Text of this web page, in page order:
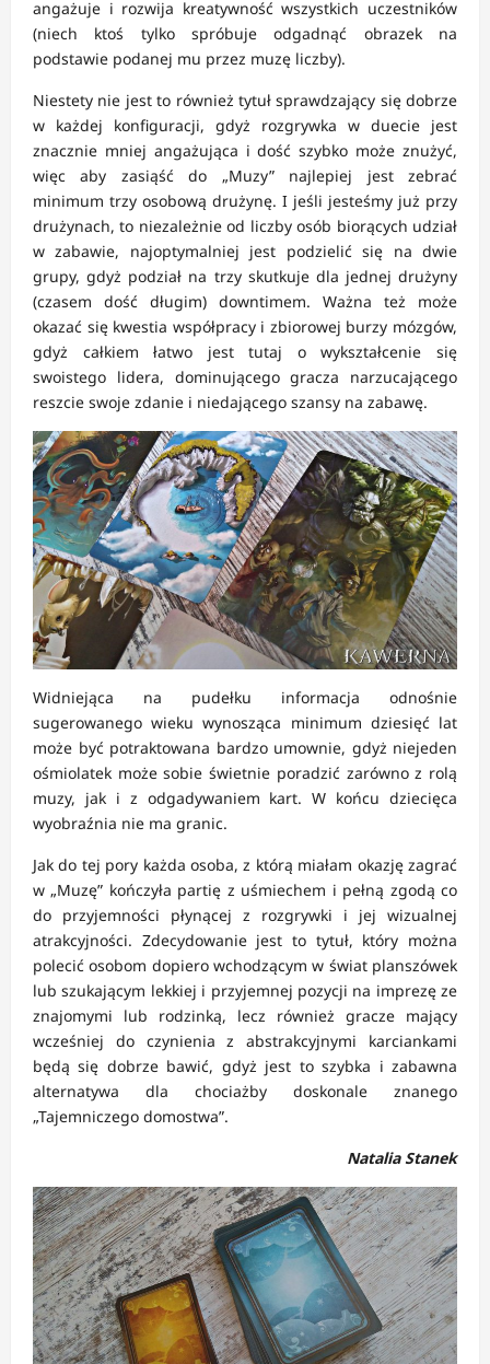
angażuje i rozwija kreatywność wszystkich uczestników
(niech ktoś tylko spróbuje odgadnąć obrazek na
podstawie podanej mu przez muzę liczby).
Niestety nie jest to również tytuł sprawdzający się dobrze
w każdej konfiguracji, gdyż rozgrywka w duecie jest
znacznie mniej angażująca i dość szybko może znużyć,
więc aby zasiąść do „Muzy” najlepiej jest zebrać
minimum trzy osobową drużynę. I jeśli jesteśmy już przy
drużynach, to niezależnie od liczby osób biorących udział
w zabawie, najoptymalniej jest podzielić się na dwie
grupy, gdyż podział na trzy skutkuje dla jednej drużyny
(czasem dość długim) downtimem. Ważna też może
okazać się kwestia współpracy i zbiorowej burzy mózgów,
gdyż całkiem łatwo jest tutaj o wykształcenie się
swoistego lidera, dominującego gracza narzucającego
reszcie swoje zdanie i niedającego szansy na zabawę.
Widniejąca na pudełku informacja odnośnie
sugerowanego wieku wynosząca minimum dziesięć lat
może być potraktowana bardzo umownie, gdyż niejeden
ośmiolatek może sobie świetnie poradzić zarówno z rolą
muzy, jak i z odgadywaniem kart. W końcu dziecięca
wyobraźnia nie ma granic.
Jak do tej pory każda osoba, z którą miałam okazję zagrać
w „Muzę” kończyła partię z uśmiechem i pełną zgodą co
do przyjemności płynącej z rozgrywki i jej wizualnej
atrakcyjności. Zdecydowanie jest to tytuł, który można
polecić osobom dopiero wchodzącym w świat planszówek
lub szukającym lekkiej i przyjemnej pozycji na imprezę ze
znajomymi lub rodzinką, lecz również gracze mający
wcześniej do czynienia z abstrakcyjnymi karciankami
będą się dobrze bawić, gdyż jest to szybka i zabawna
alternatywa dla chociażby doskonale znanego
„Tajemniczego domostwa”.
Natalia Stanek